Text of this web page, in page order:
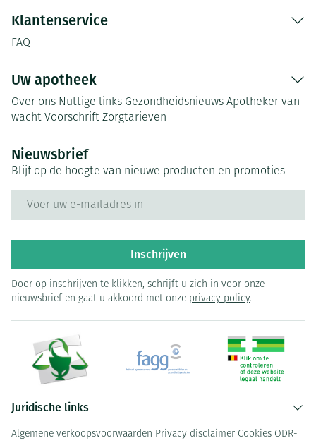
Klantenservice
FAQ
Uw apotheek
Over ons Nuttige links Gezondheidsnieuws Apotheker van
wacht Voorschrift Zorgtarieven
Nieuwsbrief
Blijf op de hoogte van nieuwe producten en promoties
Inschrijven
Door op inschrijven te klikken, schrijft u zich in voor onze
nieuwsbrief en gaat u akkoord met onze privacy policy.
Juridische links
Algemene verkoopsvoorwaarden Privacy disclaimer Cookies ODR-